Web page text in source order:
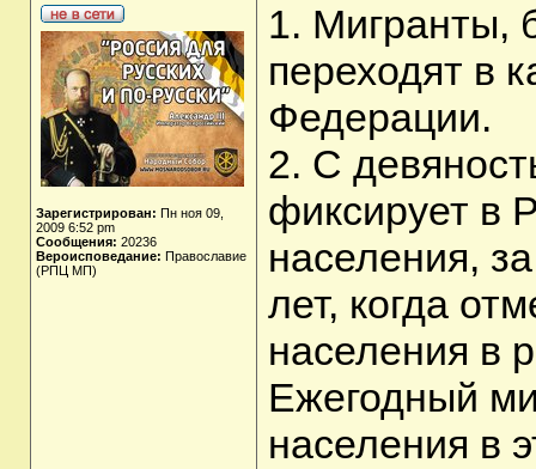
Зарегистрирован: Пн ноя 09,
2009 6:52 pm
Сообщения: 20236
Вероисповедание: Православие
(РПЦ МП)
1. Мигранты,
переходят в
Федерации.
2. С
фиксирует в
населения,
лет, когда
населения в
Ежегодный
населения в